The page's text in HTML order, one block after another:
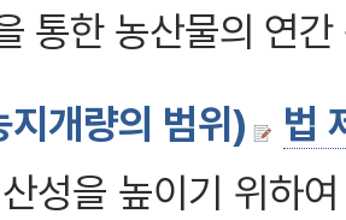
통한 농산물의 연
개량의 범위)
법
성을 높이기 위하